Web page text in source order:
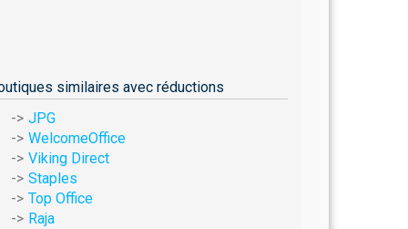
similaires avec réductions
JPG
WelcomeOffice
Viking Direct
Staples
Top Office
Raja